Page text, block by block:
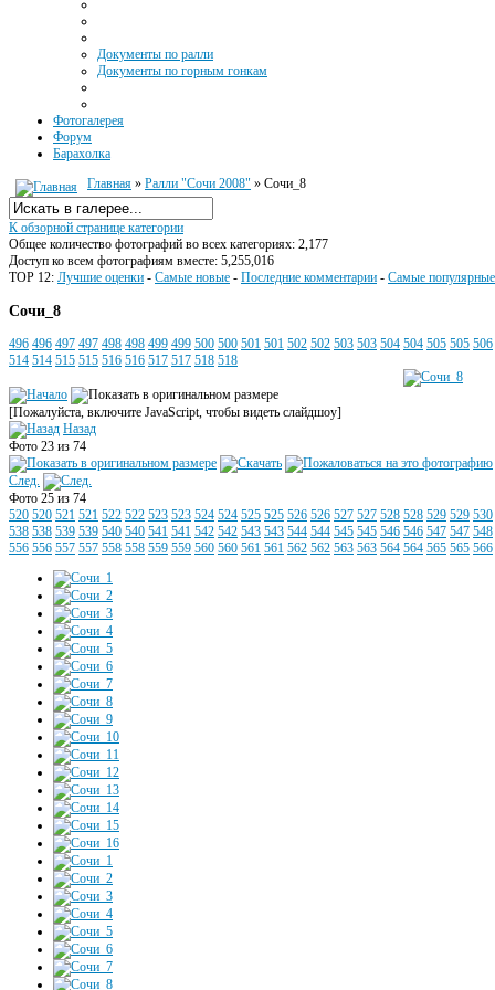
Документы по ралли
Документы по горным гонкам
Фотогалерея
Форум
Барахолка
Главная » Ралли "Сочи 2008" » Сочи_8
К обзорной странице категории
Общее количество фотографий во всех категориях: 2,177
Доступ ко всем фотографиям вместе: 5,255,016
TOP 12: Лучшие оценки - Самые новые - Последние комментарии - Самые популярные
Сочи_8
496 496 497 497 498 498 499 499 500 500 501 501 502 502 503 503 504 504 505 505 506
514 514 515 515 516 516 517 517 518 518
[Пожалуйста, включите JavaScript, чтобы видеть слайдшоу]
Назад
Фото 23 из 74
След.
Фото 25 из 74
520 520 521 521 522 522 523 523 524 524 525 525 526 526 527 527 528 528 529 529 530
538 538 539 539 540 540 541 541 542 542 543 543 544 544 545 545 546 546 547 547 548
556 556 557 557 558 558 559 559 560 560 561 561 562 562 563 563 564 564 565 565 566